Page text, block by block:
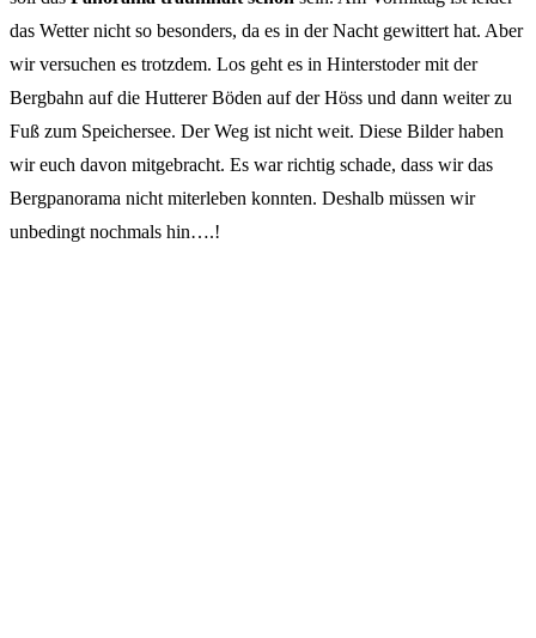
das Wetter nicht so besonders, da es in der Nacht gewittert hat. Aber
wir versuchen es trotzdem. Los geht es in Hinterstoder mit der
Bergbahn auf die Hutterer Böden auf der Höss und dann weiter zu
Fuß zum Speichersee. Der Weg ist nicht weit. Diese Bilder haben
wir euch davon mitgebracht. Es war richtig schade, dass wir das
Bergpanorama nicht miterleben konnten. Deshalb müssen wir
unbedingt nochmals hin….!